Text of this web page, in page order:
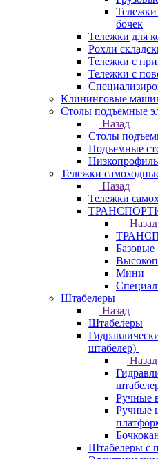
Тележки
бочек
Тележки для
Рохли
Тележки с
Тележки с
Клининговые
Столы подъемные
Назад
Столы
Подъемные
Тележки
Назад
Тележки
Назад
Базовые
Мини
Штабелеры
Назад
Штабелеры
штабелер)
Назад
Ручные
Ручные
Штабелеры с